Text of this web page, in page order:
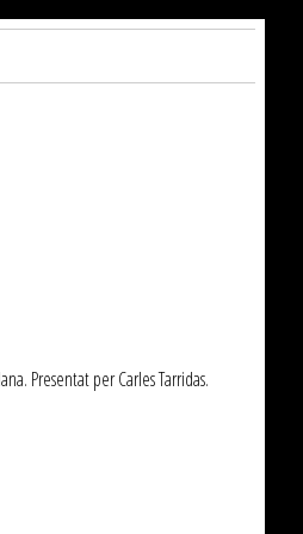
Presentat per Carles Tarridas.